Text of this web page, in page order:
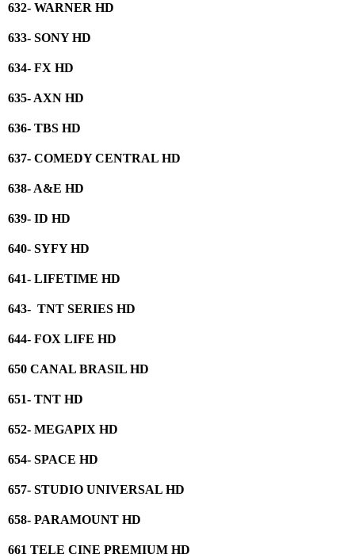
632- WARNER HD
633- SONY HD
634- FX HD
635- AXN HD
636- TBS HD
637- COMEDY CENTRAL HD
638- A&E HD
639- ID HD
640- SYFY HD
641- LIFETIME HD
643- TNT SERIES HD
644- FOX LIFE HD
650 CANAL BRASIL HD
651- TNT HD
652- MEGAPIX HD
654- SPACE HD
657- STUDIO UNIVERSAL HD
658- PARAMOUNT HD
661 TELE CINE PREMIUM HD